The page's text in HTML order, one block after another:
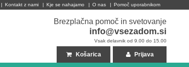
| Kontakt z nami | Kje se nahajamo | O nas | Pomoč uporabnikom
Brezplačna pomoč in svetovanje
info@vsezadom.si
Vsak delavnik od 9.00 do 15.00
Prijava
Košarica